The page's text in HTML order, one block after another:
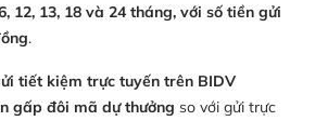
12, 13, 18 và 24 tháng, với số tiền gửi
.
tiết kiệm trực tuyến trên BIDV
gấp đôi mã dự thưởng so với gửi trực